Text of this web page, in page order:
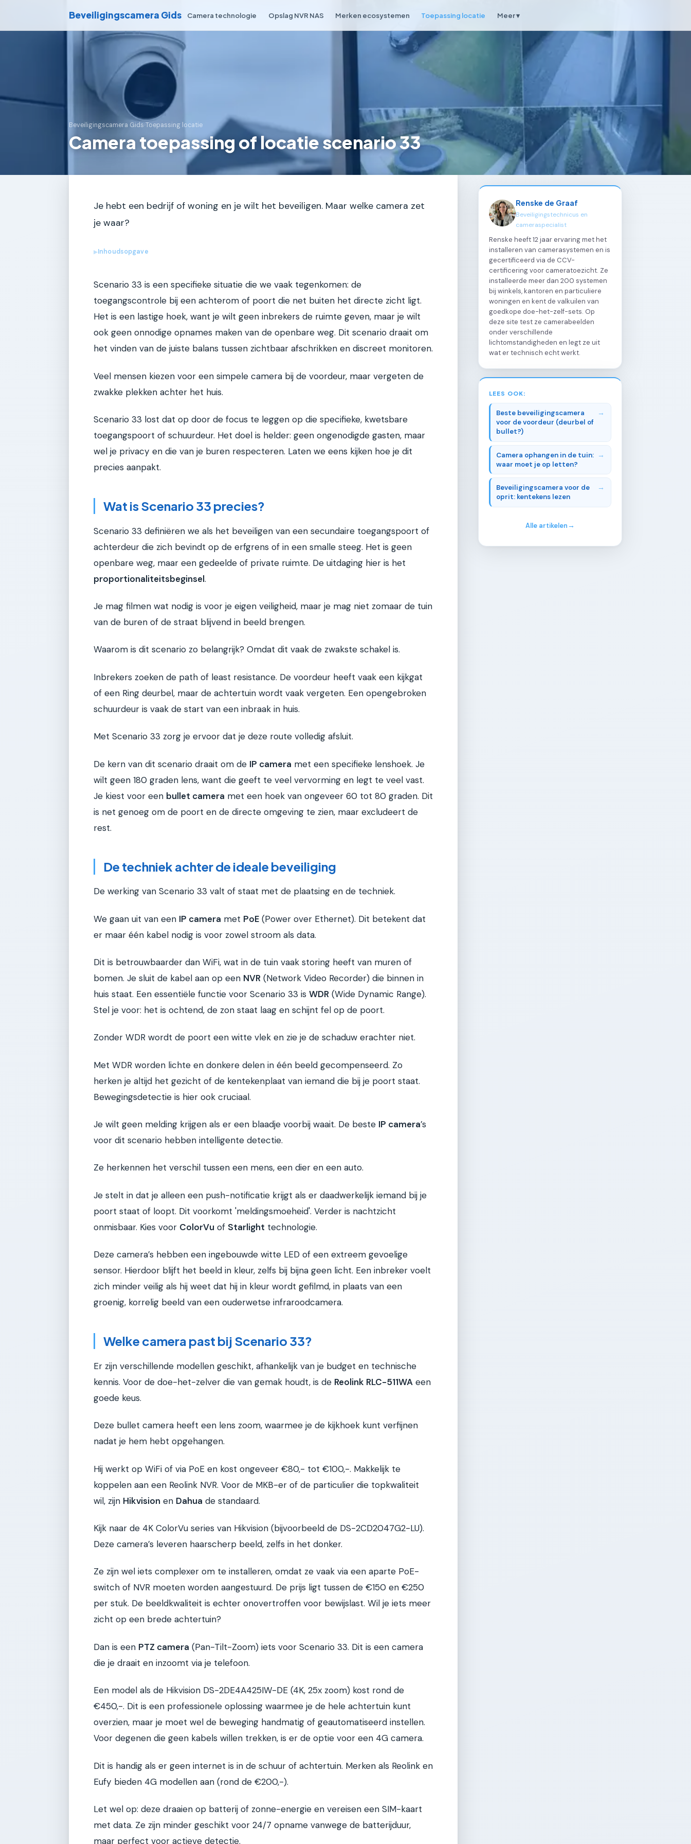
Beveiligingscamera Gids Camera technologie Opslag NVR NAS Merken ecosystemen Toepassing locatie Meer ▾
Beveiligingscamera Gids›Toepassing locatie
Camera toepassing of locatie scenario 33
Je hebt een bedrijf of woning en je wilt het beveiligen. Maar welke camera zet
je waar?
▶Inhoudsopgave
Scenario 33 is een specifieke situatie die we vaak tegenkomen: de
toegangscontrole bij een achterom of poort die net buiten het directe zicht ligt.
Het is een lastige hoek, want je wilt geen inbrekers de ruimte geven, maar je wilt
ook geen onnodige opnames maken van de openbare weg. Dit scenario draait om
het vinden van de juiste balans tussen zichtbaar afschrikken en discreet monitoren.
Veel mensen kiezen voor een simpele camera bij de voordeur, maar vergeten de
zwakke plekken achter het huis.
Scenario 33 lost dat op door de focus te leggen op die specifieke, kwetsbare
toegangspoort of schuurdeur. Het doel is helder: geen ongenodigde gasten, maar
wel je privacy en die van je buren respecteren. Laten we eens kijken hoe je dit
precies aanpakt.
Wat is Scenario 33 precies?
Scenario 33 definiëren we als het beveiligen van een secundaire toegangspoort of
achterdeur die zich bevindt op de erfgrens of in een smalle steeg. Het is geen
openbare weg, maar een gedeelde of private ruimte. De uitdaging hier is het
proportionaliteitsbeginsel.
Je mag filmen wat nodig is voor je eigen veiligheid, maar je mag niet zomaar de tuin
van de buren of de straat blijvend in beeld brengen.
Waarom is dit scenario zo belangrijk? Omdat dit vaak de zwakste schakel is.
Inbrekers zoeken de path of least resistance. De voordeur heeft vaak een kijkgat
of een Ring deurbel, maar de achtertuin wordt vaak vergeten. Een opengebroken
schuurdeur is vaak de start van een inbraak in huis.
Met Scenario 33 zorg je ervoor dat je deze route volledig afsluit.
De kern van dit scenario draait om de IP camera met een specifieke lenshoek. Je
wilt geen 180 graden lens, want die geeft te veel vervorming en legt te veel vast.
Je kiest voor een bullet camera met een hoek van ongeveer 60 tot 80 graden. Dit
is net genoeg om de poort en de directe omgeving te zien, maar excludeert de
rest.
De techniek achter de ideale beveiliging
De werking van Scenario 33 valt of staat met de plaatsing en de techniek.
We gaan uit van een IP camera met PoE (Power over Ethernet). Dit betekent dat
er maar één kabel nodig is voor zowel stroom als data.
Dit is betrouwbaarder dan WiFi, wat in de tuin vaak storing heeft van muren of
bomen. Je sluit de kabel aan op een NVR (Network Video Recorder) die binnen in
huis staat. Een essentiële functie voor Scenario 33 is WDR (Wide Dynamic Range).
Stel je voor: het is ochtend, de zon staat laag en schijnt fel op de poort.
Zonder WDR wordt de poort een witte vlek en zie je de schaduw erachter niet.
Met WDR worden lichte en donkere delen in één beeld gecompenseerd. Zo
herken je altijd het gezicht of de kentekenplaat van iemand die bij je poort staat.
Bewegingsdetectie is hier ook cruciaal.
Je wilt geen melding krijgen als er een blaadje voorbij waait. De beste IP camera’s
voor dit scenario hebben intelligente detectie.
Ze herkennen het verschil tussen een mens, een dier en een auto.
Je stelt in dat je alleen een push-notificatie krijgt als er daadwerkelijk iemand bij je
poort staat of loopt. Dit voorkomt 'meldingsmoeheid'. Verder is nachtzicht
onmisbaar. Kies voor ColorVu of Starlight technologie.
Deze camera’s hebben een ingebouwde witte LED of een extreem gevoelige
sensor. Hierdoor blijft het beeld in kleur, zelfs bij bijna geen licht. Een inbreker voelt
zich minder veilig als hij weet dat hij in kleur wordt gefilmd, in plaats van een
groenig, korrelig beeld van een ouderwetse infraroodcamera.
Welke camera past bij Scenario 33?
Er zijn verschillende modellen geschikt, afhankelijk van je budget en technische
kennis. Voor de doe-het-zelver die van gemak houdt, is de Reolink RLC-511WA een
goede keus.
Deze bullet camera heeft een lens zoom, waarmee je de kijkhoek kunt verfijnen
nadat je hem hebt opgehangen.
Hij werkt op WiFi of via PoE en kost ongeveer €80,- tot €100,-. Makkelijk te
koppelen aan een Reolink NVR. Voor de MKB-er of de particulier die topkwaliteit
wil, zijn Hikvision en Dahua de standaard.
Kijk naar de 4K ColorVu series van Hikvision (bijvoorbeeld de DS-2CD2047G2-LU).
Deze camera’s leveren haarscherp beeld, zelfs in het donker.
Ze zijn wel iets complexer om te installeren, omdat ze vaak via een aparte PoE-
switch of NVR moeten worden aangestuurd. De prijs ligt tussen de €150 en €250
per stuk. De beeldkwaliteit is echter onovertroffen voor bewijslast. Wil je iets meer
zicht op een brede achtertuin?
Dan is een PTZ camera (Pan-Tilt-Zoom) iets voor Scenario 33. Dit is een camera
die je draait en inzoomt via je telefoon.
Een model als de Hikvision DS-2DE4A425IW-DE (4K, 25x zoom) kost rond de
€450,-. Dit is een professionele oplossing waarmee je de hele achtertuin kunt
overzien, maar je moet wel de beweging handmatig of geautomatiseerd instellen.
Voor degenen die geen kabels willen trekken, is er de optie voor een 4G camera.
Dit is handig als er geen internet is in de schuur of achtertuin. Merken als Reolink en
Eufy bieden 4G modellen aan (rond de €200,-).
Let wel op: deze draaien op batterij of zonne-energie en vereisen een SIM-kaart
met data. Ze zijn minder geschikt voor 24/7 opname vanwege de batterijduur,
maar perfect voor actieve detectie.
Renske de Graaf
Beveiligingstechnicus en
cameraspecialist
Renske heeft 12 jaar ervaring met het
installeren van camerasystemen en is
gecertificeerd via de CCV-
certificering voor cameratoezicht. Ze
installeerde meer dan 200 systemen
bij winkels, kantoren en particuliere
woningen en kent de valkuilen van
goedkope doe-het-zelf-sets. Op
deze site test ze camerabeelden
onder verschillende
lichtomstandigheden en legt ze uit
wat er technisch echt werkt.
LEES OOK:
Beste beveiligingscamera
voor de voordeur (deurbel of
bullet?)
Camera ophangen in de tuin:
waar moet je op letten?
Beveiligingscamera voor de
oprit: kentekens lezen
Alle artikelen